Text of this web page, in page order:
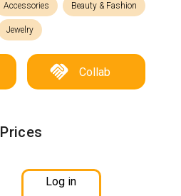
Accessories Beauty & Fashion
Jewelry
Collab
Prices
Log in